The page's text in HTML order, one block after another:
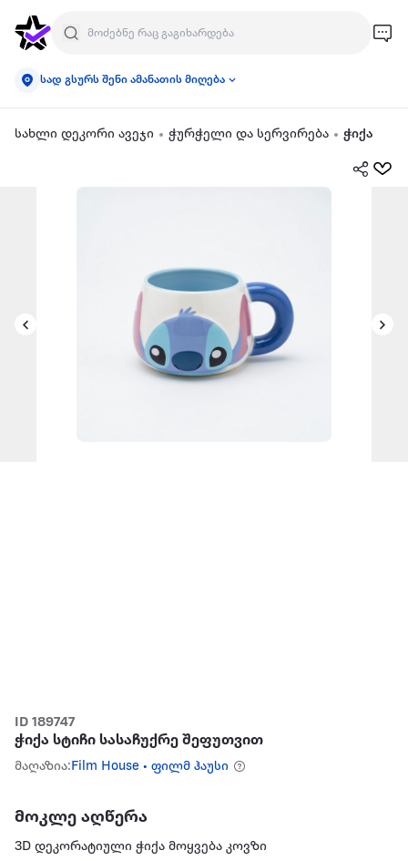
სად გსურს შენი ამანათის მიღება
სახლი დეკორი ავეჯი ჭურჭელი და სერვირება ჭიქა
ID 189747
ჭიქა სტიჩი სასაჩუქრე შეფუთვით
მაღაზია: Film House • ფილმ ჰაუსი
მოკლე აღწერა
3D დეკორატიული ჭიქა მოყვება კოვზი